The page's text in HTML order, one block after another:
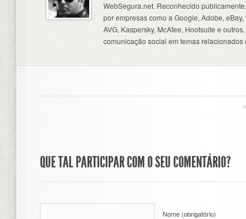
WebSegura.net. Reconhecido
por empresas como a Google, Adobe,
AVG, Kaspersky, McAfee, Hootsuite e
comunicação social em temas
QUE TAL PARTICIPAR COM O SEU COMENTÁRIO?
Nome (obrigatório)